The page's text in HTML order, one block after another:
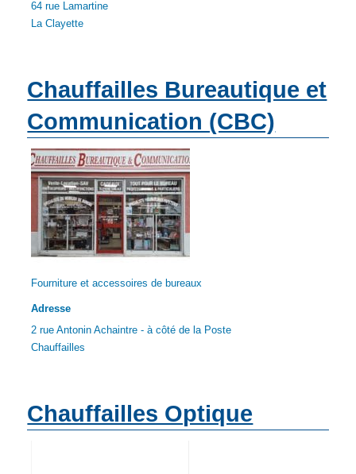
64 rue Lamartine
La Clayette
Chauffailles Bureautique et
Communication (CBC)
Fourniture et accessoires de bureaux
Adresse
2 rue Antonin Achaintre - à côté de la Poste
Chauffailles
Chauffailles Optique